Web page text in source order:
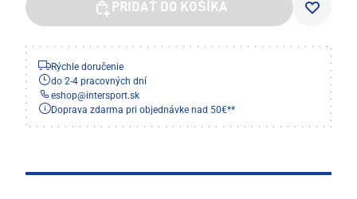
PRIDAŤ DO KOŠÍKA
Rýchle doručenie
do 2-4 pracovných dní
eshop@intersport.sk
Doprava zdarma pri objednávke nad 50€**